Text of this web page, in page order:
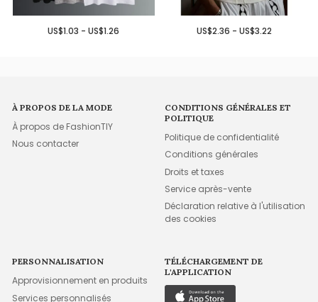
US$1.03 - US$1.26 US$2.36 - US$3.22
À PROPOS DE LA MODE
À propos de FashionTIY
Nous contacter
CONDITIONS GÉNÉRALES ET
POLITIQUE
Politique de confidentialité
Conditions générales
Droits et taxes
Service après-vente
Déclaration relative à l'utilisation
des cookies
PERSONNALISATION
Approvisionnement en produits
Services personnalisés
TÉLÉCHARGEMENT DE
L'APPLICATION